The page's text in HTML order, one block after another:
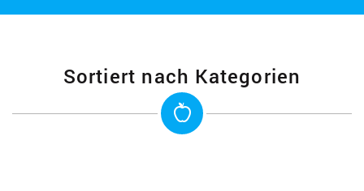
Sortiert nach Kategorien